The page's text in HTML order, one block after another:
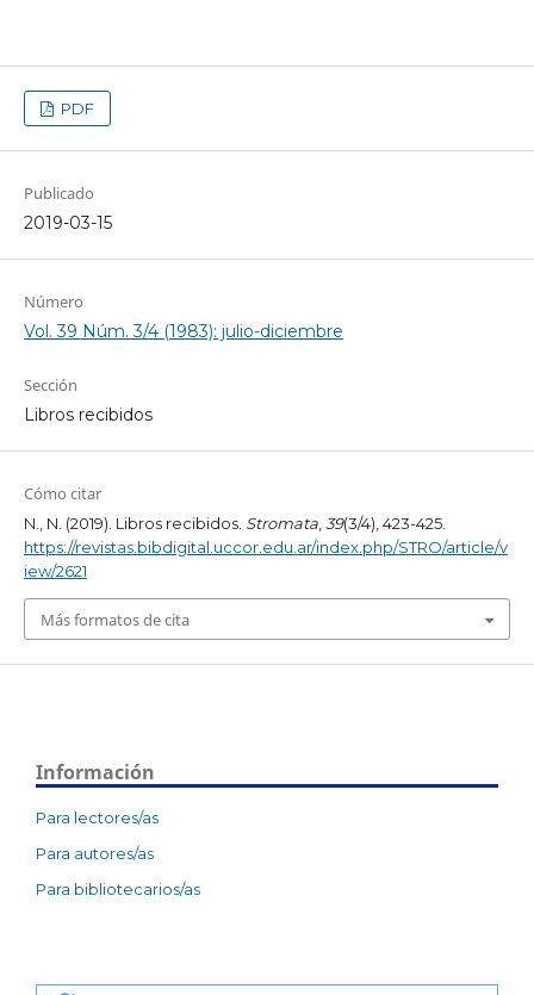
PDF
Publicado
2019-03-15
Número
Vol. 39 Núm. 3/4 (1983): julio-diciembre
Sección
Libros recibidos
Cómo citar
N., N. (2019). Libros recibidos. Stromata,39(3/4), 423-425.
https://revistas.bibdigital.uccor.edu.ar/index.php/STRO/article/v
iew/2621
Más formatos de cita
Información
Para lectores/as
Para autores/as
Para bibliotecarios/as